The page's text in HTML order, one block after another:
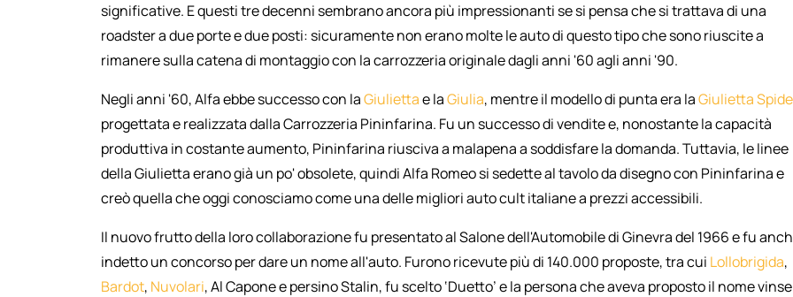
significative. E questi tre decenni sembrano ancora più impressionanti se si pensa che si trattava di una
roadster a due porte e due posti: sicuramente non erano molte le auto di questo tipo che sono riuscite a
rimanere sulla catena di montaggio con la carrozzeria originale dagli anni '60 agli anni '90.
Negli anni '60, Alfa ebbe successo con laGiuliettae laGiulia, mentre il modello di punta era laGiulietta
progettata e realizzata dalla Carrozzeria Pininfarina. Fu un successo di vendite e, nonostante la capacità
produttiva in costante aumento, Pininfarina riusciva a malapena a soddisfare la domanda. Tuttavia, le linee
della Giulietta erano già un po' obsolete, quindi Alfa Romeo si sedette al tavolo da disegno con Pininfarina e
creò quella che oggi conosciamo come una delle migliori auto cult italiane a prezzi accessibili.
Il nuovo frutto della loro collaborazione fu presentato al Salone dell'Automobile di Ginevra del 1966 e fu
indetto un concorso per dare un nome all'auto. Furono ricevute più di 140.000 proposte, tra cui Lollobrigida,
Bardot, Nuvolari, Al Capone e persino Stalin, fu scelto ‘Duetto’ e la persona che aveva proposto il nome vinse